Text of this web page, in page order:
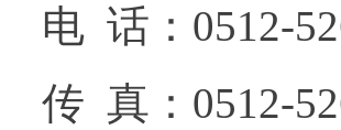
电 话：0512-
传 真：0512-